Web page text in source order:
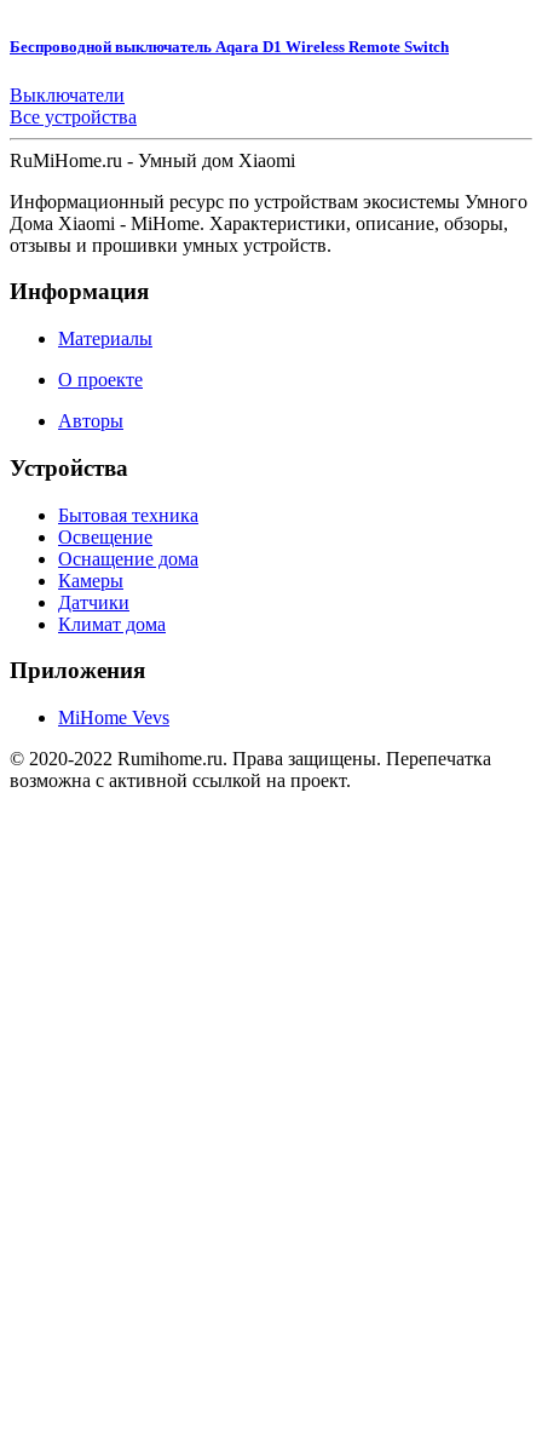
Беспроводной выключатель Aqara D1 Wireless Remote Switch
Выключатели
Все устройства
RuMiHome.ru - Умный дом Xiaomi
Информационный ресурс по устройствам экосистемы Умного
Дома Xiaomi - MiHome. Характеристики, описание, обзоры,
отзывы и прошивки умных устройств.
Информация
Материалы
О проекте
Авторы
Устройства
Бытовая техника
Освещение
Оснащение дома
Камеры
Датчики
Климат дома
Приложения
MiHome Vevs
© 2020-2022 Rumihome.ru. Права защищены. Перепечатка
возможна с активной ссылкой на проект.